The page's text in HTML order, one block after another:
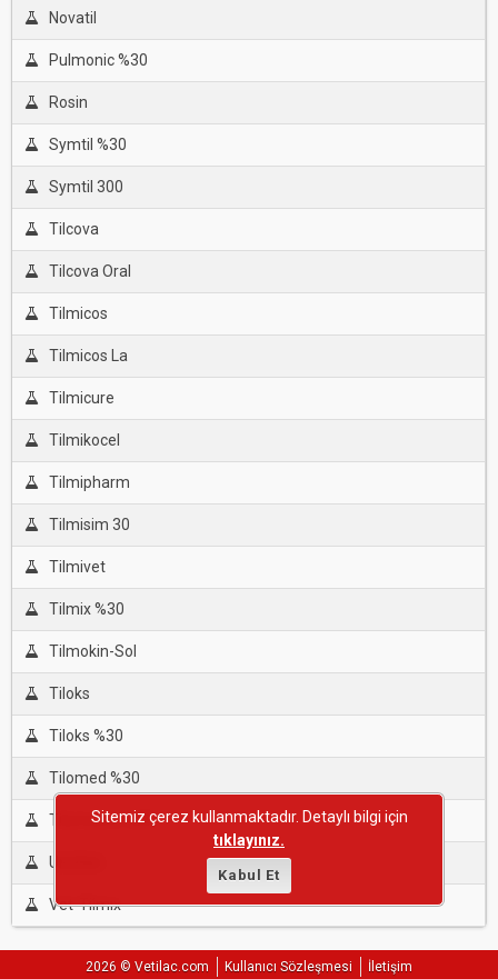
Novatil
Pulmonic %30
Rosin
Symtil %30
Symtil 300
Tilcova
Tilcova Oral
Tilmicos
Tilmicos La
Tilmicure
Tilmikocel
Tilmipharm
Tilmisim 30
Tilmivet
Tilmix %30
Tilmokin-Sol
Tiloks
Tiloks %30
Tilomed %30
Tilomed-E %30
Unofen
Vet-Tilmix
2026 © Vetilac.com Kullanıcı Sözleşmesi İletişim
Sitemiz çerez kullanmaktadır. Detaylı bilgi için
tıklayınız.
Kabul Et